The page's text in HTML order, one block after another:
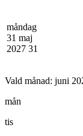
måndag
31 maj
2027 31
Vald månad: juni
mån
tis